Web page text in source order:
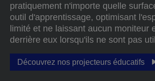
pratiquement n'importe quelle
outil d'apprentissage, optimisant
limité et ne laissant aucun moniteur
derrière eux lorsqu'ils ne sont pas
Découvrez nos projecteurs éducatifs